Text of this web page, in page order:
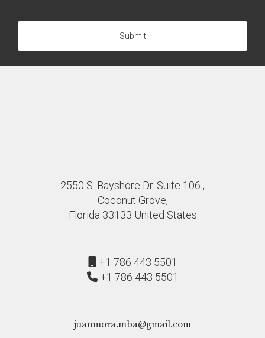
Submit
2550 S. Bayshore Dr. Suite 106 ,
Coconut Grove,
Florida 33133 United States
+1 786 443 5501
+1 786 443 5501
juanmora.mba@gmail.com